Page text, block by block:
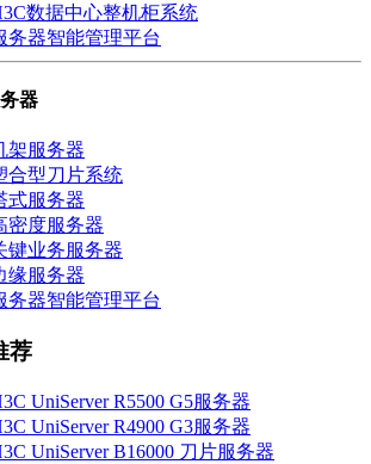
数据中心整机柜系统
务器智能管理平台
器
架服务器
合型刀片系统
式服务器
密度服务器
键业务服务器
缘服务器
务器智能管理平台
荐
UniServer R5500 G5服务器
UniServer R4900 G3服务器
UniServer B16000 刀片服务器